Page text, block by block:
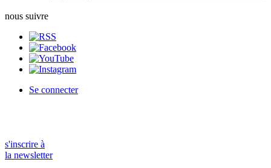
nous suivre
Se connecter
s'inscrire à
la newsletter